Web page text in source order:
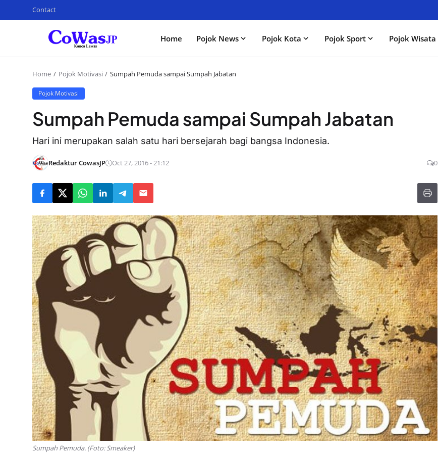
Contact
Home Pojok News Pojok Kota Pojok Sport Pojok Wisata
Home Pojok Motivasi Sumpah Pemuda sampai Sumpah Jabatan
Pojok Motivasi
Sumpah Pemuda sampai Sumpah Jabatan
Hari ini merupakan salah satu hari bersejarah bagi bangsa Indonesia.
Redaktur CowasJP Oct 27, 2016 - 21:12 0
Sumpah Pemuda. (Foto: Smeaker)